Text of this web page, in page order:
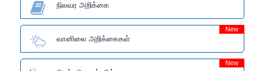
நிலவர அறிக்கை
வானிலை அறிக்கைகள்
New
New